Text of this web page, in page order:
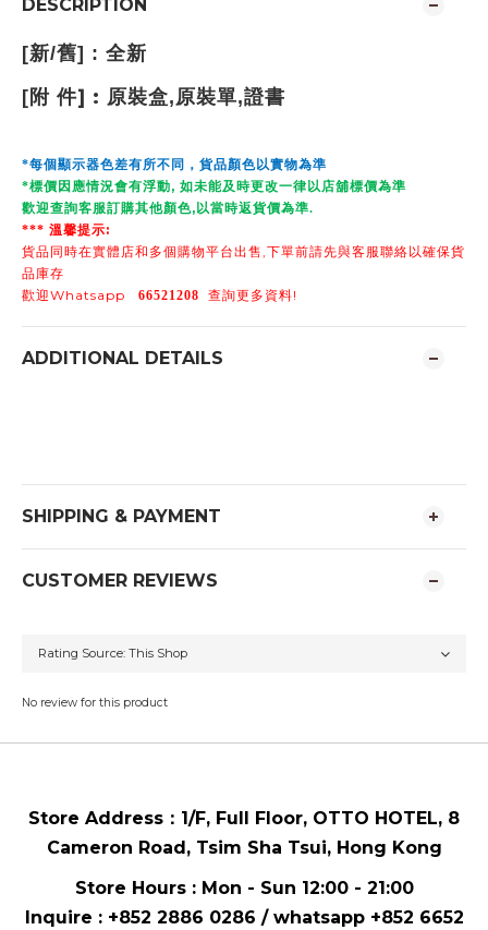
DESCRIPTION
[新/舊] : 全新
[ 附 件] : 原裝盒,原裝單,證書
*每個顯示器色差有所不同，貨品顏色以實物為準
*標價因應情況會有浮動, 如未能及時更改一律以店舖標價為準
歡迎查詢客服訂購其他顏色,以當時返貨價為準.
*** 溫馨提示:
貨品同時在實體店和多個購物平台出售,下單前請先與客服聯絡以確保貨
品庫存
歡迎Whatsapp 66521208 查詢更多資料!
ADDITIONAL DETAILS
SHIPPING & PAYMENT
CUSTOMER REVIEWS
No review for this product
Store Address： 1/F, Full Floor, OTTO HOTEL, 8
Cameron Road, Tsim Sha Tsui, Hong Kong
Store Hours : Mon - Sun 12:00 - 21:00
Inquire : +852 2886 0286 / whatsapp +852 6652